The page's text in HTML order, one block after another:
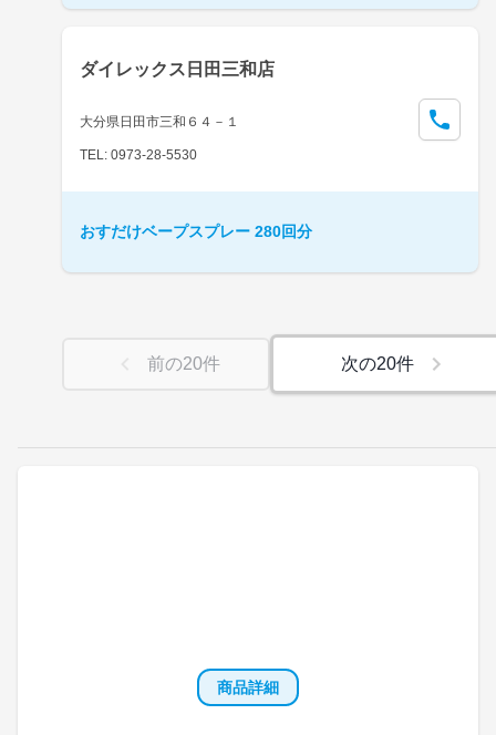
商品詳細
ダイレックス日田三和店
大分県日田市三和６４－１
TEL: 0973-28-5530
おすだけベープスプレー 280回分
前の20件 次の20件